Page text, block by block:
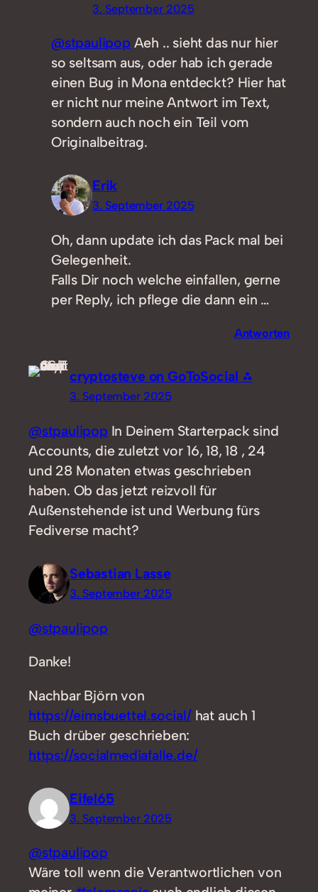
3. September 2025
@stpaulipop Aeh .. sieht das nur hier
so seltsam aus, oder hab ich gerade
einen Bug in Mona entdeckt? Hier hat
er nicht nur meine Antwort im Text,
sondern auch noch ein Teil vom
Originalbeitrag.
Erik
3. September 2025
Oh, dann update ich das Pack mal bei
Gelegenheit.
Falls Dir noch welche einfallen, gerne
per Reply, ich pflege die dann ein …
Antworten
cryptosteve on GoToSocial ⁂
3. September 2025
@stpaulipop In Deinem Starterpack sind
Accounts, die zuletzt vor 16, 18, 18 , 24
und 28 Monaten etwas geschrieben
haben. Ob das jetzt reizvoll für
Außenstehende ist und Werbung fürs
Fediverse macht?
Sebastian Lasse
3. September 2025
@stpaulipop
Danke!
Nachbar Björn von
https://eimsbuettel.social/hat auch 1
Buch drüber geschrieben:
https://socialmediafalle.de/
Eifel65
3. September 2025
@stpaulipop
Wäre toll wenn die Verantwortlichen von